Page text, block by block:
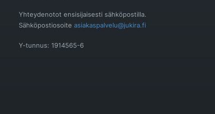
Yhteydenotot ensisijaisesti sähköpostilla.
Sähköpostiosoiteasiakaspalvelu@jukira.fi
Y-tunnus: 1914565-6